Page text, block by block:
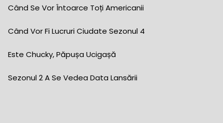
Când Se Vor Întoarce Toți Americanii
Când Vor Fi Lucruri Ciudate Sezonul 4
Este Chucky, Păpușa Ucigașă
Sezonul 2 A Se Vedea Data Lansării